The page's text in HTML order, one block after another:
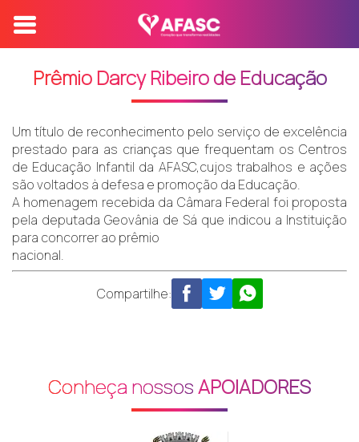
Prêmio Darcy Ribeiro de Educação
Um título de reconhecimento pelo serviço de excelência
prestado para as crianças que frequentam os Centros
de Educação Infantil da AFASC,cujos trabalhos e ações
são voltados à defesa e promoção da Educação.
A homenagem recebida da Câmara Federal foi proposta
pela deputada Geovânia de Sá que indicou a Instituição
para concorrer ao prêmio
nacional.
Compartilhe:
Conheça nossosAPOIADORES